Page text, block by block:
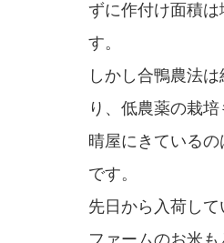
ずに作付け面積
す。
しかし合鴨農法
り、低農薬の栽培
晴屋にきている
です。
先日から入荷し